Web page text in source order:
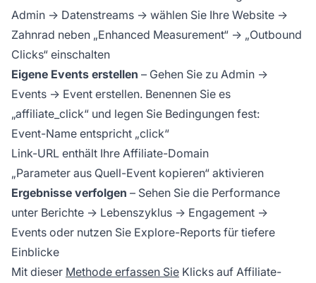
Admin → Datenstreams → wählen Sie Ihre Website →
Zahnrad neben „Enhanced Measurement“ → „Outbound
Clicks“ einschalten
Eigene Events erstellen – Gehen Sie zu Admin →
Events → Event erstellen. Benennen Sie es
„affiliate_click“ und legen Sie Bedingungen fest:
Event-Name entspricht „click“
Link-URL enthält Ihre Affiliate-Domain
„Parameter aus Quell-Event kopieren“ aktivieren
Ergebnisse verfolgen – Sehen Sie die Performance
unter Berichte → Lebenszyklus → Engagement →
Events oder nutzen Sie Explore-Reports für tiefere
Einblicke
Mit dieser Methode erfassen Sie Klicks auf Affiliate-